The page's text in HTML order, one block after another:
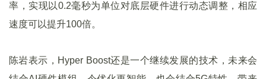
率，实现以0.2毫秒为单位对底层硬件进行动态调整，相应
速度可以提升100倍。
陈岩表示，Hyper Boost还是一个继续发展的技术，未来会